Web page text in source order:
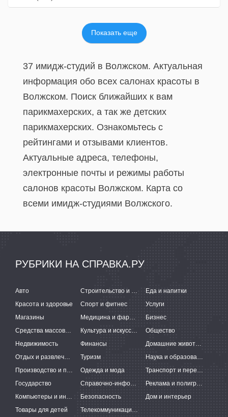
Показать еще
37 имидж-студий в Волжском. Актуальная
информация обо всех салонах красоты в
Волжском. Поиск ближайших к вам
парикмахерских, а так же детских
парикмахерских. Ознакомьтесь с
рейтингами и отзывами клиентов.
Актуальные адреса, телефоны,
электронные почты и режимы работы
салонов красоты Волжском. Карта со
всеми имидж-студиями Волжского.
РУБРИКИ НА СПРАВКА.РУ
Авто Строительство и ремонт
Еда и напитки
Красота и здоровье
Спорт и фитнес
Услуги
Магазины
Медицина и фармацевтика
Бизнес
Средства массовой информации
Культура и искусство
Общество
Недвижимость
Финансы
Домашние животные
Отдых и развлечения
Туризм
Наука и образование
Производство и поставки
Одежда и мода
Транспорт и перевозки
Государство
Справочно-информационные системы
Реклама и полиграфия
Компьютеры и интернет
Безопасность
Дом и интерьер
Товары для детей
Телекоммуникации и связь